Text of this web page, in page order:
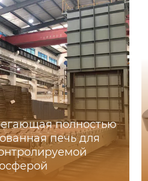
полностью
печь для